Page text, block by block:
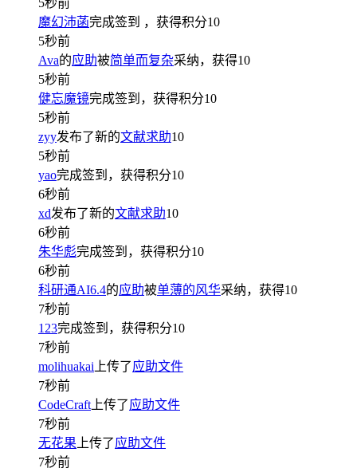
5秒前
魔幻沛菡完成签到 ，获得积分10
5秒前
Ava的应助被简单而复杂采纳，获得10
5秒前
健忘魔镜完成签到，获得积分10
5秒前
zyy发布了新的文献求助10
5秒前
yao完成签到，获得积分10
6秒前
xd发布了新的文献求助10
6秒前
朱华彪完成签到，获得积分10
6秒前
科研通AI6.4的应助被单薄的风华采纳，获得10
7秒前
123完成签到，获得积分10
7秒前
molihuakai 上传了应助文件
7秒前
CodeCraft 上传了应助文件
7秒前
无花果 上传了应助文件
7秒前